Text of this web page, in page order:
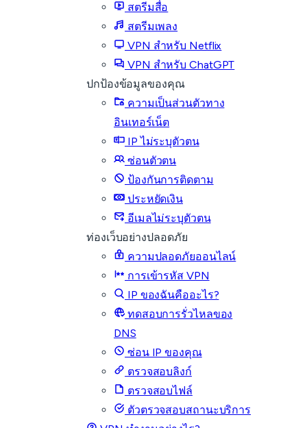
สตรีมสื่อ
สตรีมเพลง
VPN สำหรับ Netflix
VPN สำหรับ ChatGPT
ปกป้องข้อมูลของคุณ
ความเป็นส่วนตัวทาง
อินเทอร์เน็ต
IP ไม่ระบุตัวตน
ซ่อนตัวตน
ป้องกันการติดตาม
ประหยัดเงิน
อีเมลไม่ระบุตัวตน
ท่องเว็บอย่างปลอดภัย
ความปลอดภัยออนไลน์
การเข้ารหัส VPN
IP ของฉันคืออะไร?
ทดสอบการรั่วไหลของ
DNS
ซ่อน IP ของคุณ
ตรวจสอบลิงก์
ตรวจสอบไฟล์
ตัวตรวจสอบสถานะบริการ